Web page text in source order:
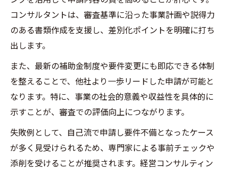
コンサルタントは、審査基準に沿った事業計画や説得力
のある書類作成を支援し、差別化ポイントを明確に打ち
出します。
また、最新の補助金制度や要件変更にも即応できる体制
を整えることで、他社より一歩リードした申請が可能と
なります。特に、事業の社会的意義や収益性を具体的に
示すことが、審査での評価向上につながります。
失敗例として、自己流で申請し要件不備となったケース
が多く見受けられるため、専門家による事前チェックや
添削を受けることが推奨されます。経営コンサルティン